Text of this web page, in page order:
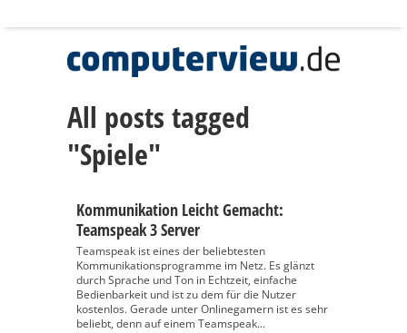
All posts tagged
"Spiele"
Kommunikation Leicht Gemacht:
Teamspeak 3 Server
Teamspeak ist eines der beliebtesten
Kommunikationsprogramme im Netz. Es glänzt
durch Sprache und Ton in Echtzeit, einfache
Bedienbarkeit und ist zu dem für die Nutzer
kostenlos. Gerade unter Onlinegamern ist es sehr
beliebt, denn auf einem Teamspeak...